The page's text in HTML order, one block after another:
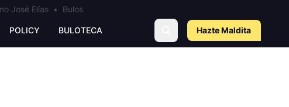
José Elías• Bulos
POLICY BULOTECA Hazte Maldita